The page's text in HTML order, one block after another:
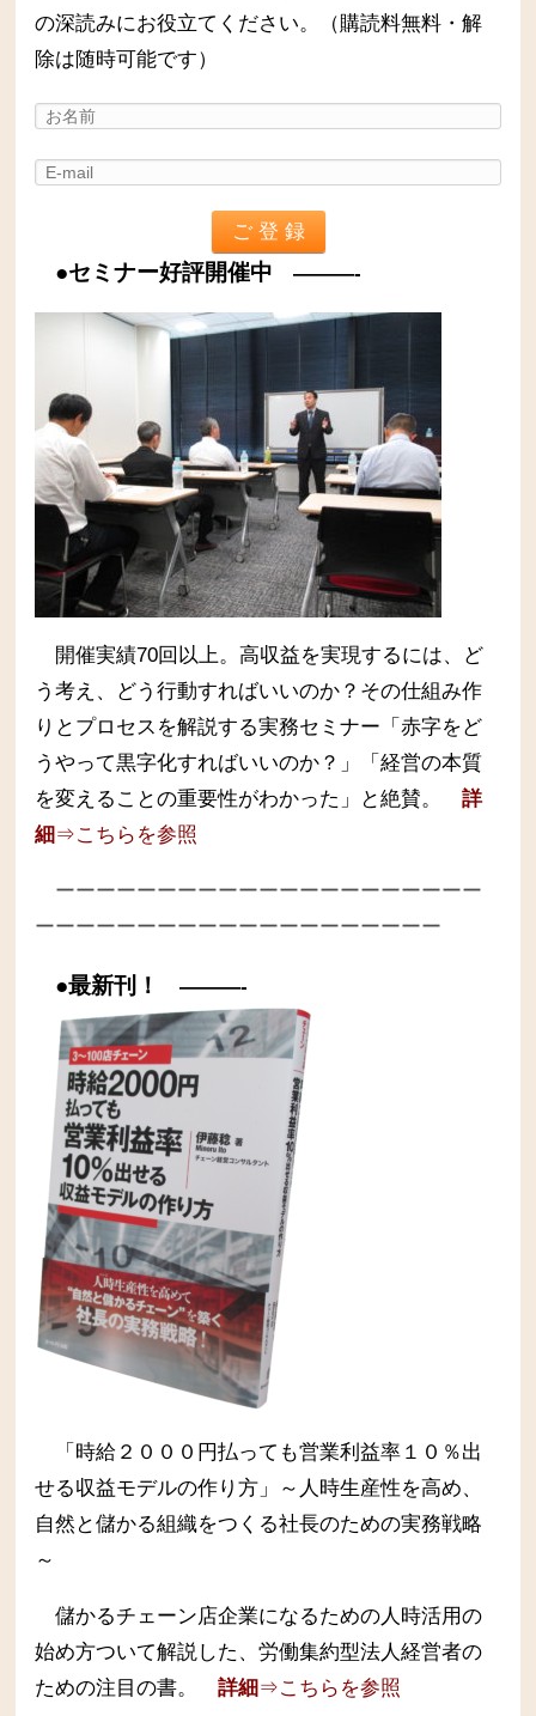
の深読みにお役立てください。（購読料無料・解
除は随時可能です）
●セミナー好評開催中 ———-
開催実績70回以上。高収益を実現するには、ど
う考え、どう行動すればいいのか？その仕組み作
りとプロセスを解説する実務セミナー 「赤字をど
うやって黒字化すればいいのか？」「経営の本質
を変えることの重要性がわかった」と絶賛。
詳
細⇒こちらを参照
ーーーーーーーーーーーーーーーーーーーーー
ーーーーーーーーーーーーーーーーーーーー
●最新刊！ ———-
「時給２０００円払っても営業利益率１０％出
せる収益モデルの作り方」～人時生産性を高め、
自然と儲かる組織をつくる社長のための実務戦略
～
儲かるチェーン店企業になるための人時活用の
始め方ついて解説した、労働集約型法人経営者の
ための注目の書。
詳細⇒こちらを参照